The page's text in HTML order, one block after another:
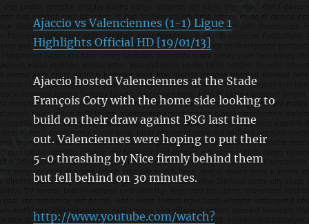
Ajaccio vs Valenciennes (1-1) Ligue 1
Highlights Official HD [19/01/13]
Ajaccio hosted Valenciennes at the Stade
François Coty with the home side looking to
build on their draw against PSG last time
out. Valenciennes were hoping to put their
5-0 thrashing by Nice firmly behind them
but fell behind on 30 minutes.
http://www.youtube.com/watch?